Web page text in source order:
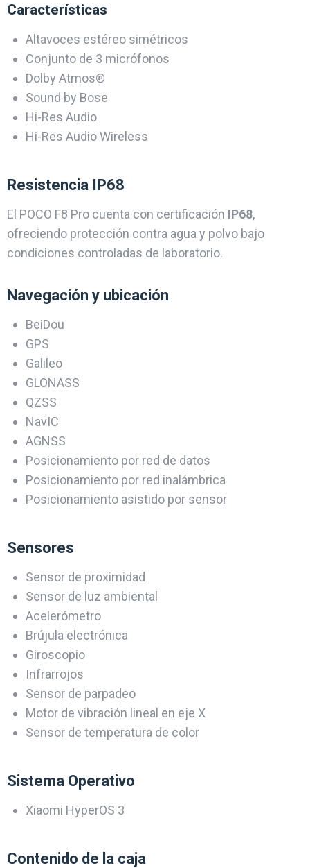
Características
Altavoces estéreo simétricos
Conjunto de 3 micrófonos
Dolby Atmos®
Sound by Bose
Hi-Res Audio
Hi-Res Audio Wireless
Resistencia IP68
El POCO F8 Pro cuenta con certificación IP68,
ofreciendo protección contra agua y polvo bajo
condiciones controladas de laboratorio.
Navegación y ubicación
BeiDou
GPS
Galileo
GLONASS
QZSS
NavIC
AGNSS
Posicionamiento por red de datos
Posicionamiento por red inalámbrica
Posicionamiento asistido por sensor
Sensores
Sensor de proximidad
Sensor de luz ambiental
Acelerómetro
Brújula electrónica
Giroscopio
Infrarrojos
Sensor de parpadeo
Motor de vibración lineal en eje X
Sensor de temperatura de color
Sistema Operativo
Xiaomi HyperOS 3
Contenido de la caja